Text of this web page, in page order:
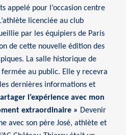
appelé pour l’occasion centre
licenciée au club
par les équipiers de Paris
de cette nouvelle édition des
La salle historique de
fermée au public. Elle y recevra
dernières informations et
l’expérience avec mon
extraordinaire » Devenir
avec son père José, athlète et